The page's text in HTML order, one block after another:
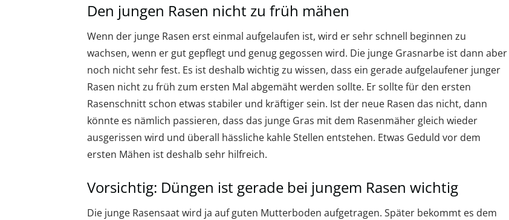
Den jungen Rasen nicht zu früh mähen
Wenn der junge Rasen erst einmal aufgelaufen ist, wird er sehr schnell beginnen zu
wachsen, wenn er gut gepflegt und genug gegossen wird. Die junge Grasnarbe ist dann aber
noch nicht sehr fest. Es ist deshalb wichtig zu wissen, dass ein gerade aufgelaufener junger
Rasen nicht zu früh zum ersten Mal abgemäht werden sollte. Er sollte für den ersten
Rasenschnitt schon etwas stabiler und kräftiger sein. Ist der neue Rasen das nicht, dann
könnte es nämlich passieren, dass das junge Gras mit dem Rasenmäher gleich wieder
ausgerissen wird und überall hässliche kahle Stellen entstehen. Etwas Geduld vor dem
ersten Mähen ist deshalb sehr hilfreich.
Vorsichtig: Düngen ist gerade bei jungem Rasen wichtig
Die junge Rasensaat wird ja auf guten Mutterboden aufgetragen. Später bekommt es dem